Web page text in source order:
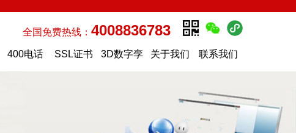
全国免费热线： 4008836783
400电话 SSL证书 3D数字孪 关于我们 联系我们